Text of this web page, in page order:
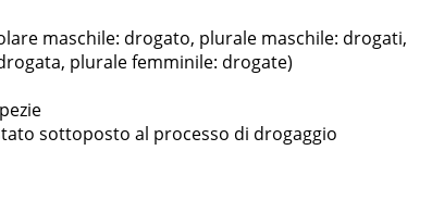
maschile: drogato, plurale maschile: drogati,
plurale femminile: drogate)
sottoposto al processo di drogaggio